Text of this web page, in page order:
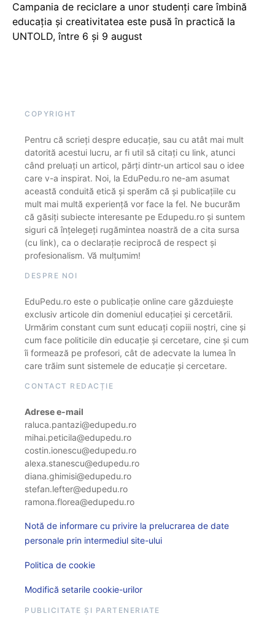
Campania de reciclare a unor studenți care îmbină
educația și creativitatea este pusă în practică la
UNTOLD, între 6 și 9 august
COPYRIGHT
Pentru că scrieți despre educație, sau cu atât mai mult
datorită acestui lucru, ar fi util să citați cu link, atunci
când preluați un articol, părți dintr-un articol sau o idee
care v-a inspirat. Noi, la EduPedu.ro ne-am asumat
această conduită etică și sperăm că și publicațiile cu
mult mai multă experiență vor face la fel. Ne bucurăm
că găsiți subiecte interesante pe Edupedu.ro și suntem
siguri că înțelegeți rugămintea noastră de a cita sursa
(cu link), ca o declarație reciprocă de respect și
profesionalism. Vă mulțumim!
DESPRE NOI
EduPedu.ro este o publicație online care găzduiește
exclusiv articole din domeniul educației și cercetării.
Urmărim constant cum sunt educați copiii noștri, cine și
cum face politicile din educație și cercetare, cine și cum
îi formează pe profesori, cât de adecvate la lumea în
care trăim sunt sistemele de educație și cercetare.
CONTACT REDACȚIE
Adrese e-mail
raluca.pantazi@edupedu.ro
mihai.peticila@edupedu.ro
costin.ionescu@edupedu.ro
alexa.stanescu@edupedu.ro
diana.ghimisi@edupedu.ro
stefan.lefter@edupedu.ro
ramona.florea@edupedu.ro
Notă de informare cu privire la prelucrarea de date
personale prin intermediul site-ului
Politica de cookie
Modifică setarile cookie-urilor
PUBLICITATE ȘI PARTENERIATE